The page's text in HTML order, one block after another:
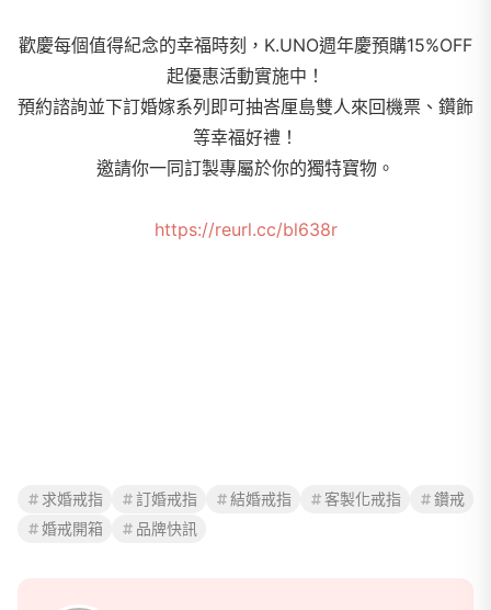
歡慶每個值得紀念的幸福時刻，K.UNO週年慶預購15%OFF
起優惠活動實施中！
預約諮詢並下訂婚嫁系列即可抽峇厘島雙人來回機票、鑽飾
等幸福好禮！
邀請你一同訂製專屬於你的獨特寶物。
https://reurl.cc/bl638r
求婚戒指 訂婚戒指 結婚戒指 客製化戒指
鑽戒
婚戒開箱
品牌快訊